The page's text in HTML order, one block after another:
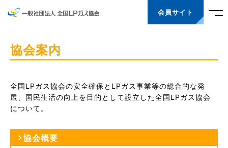
会員サイト
協会案内
全国LPガス協会の安全確保とLPガス事業等の総合的な発
展、国民生活の向上を目的として設立した全国LPガス協会
について。
協会概要